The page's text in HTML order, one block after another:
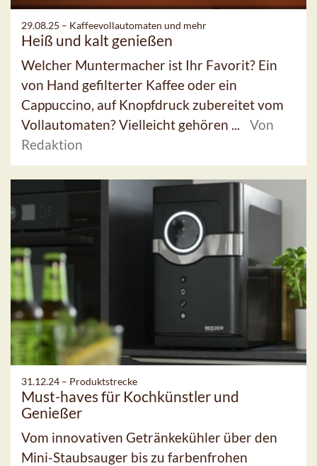
29.08.25 – Kaffeevollautomaten und mehr
Heiß und kalt genießen
Welcher Muntermacher ist Ihr Favorit? Ein
von Hand gefilterter Kaffee oder ein
Cappuccino, auf Knopfdruck zubereitet vom
Vollautomaten? Vielleicht gehören ...
Von
Redaktion
31.12.24 – Produktstrecke
Must-haves für Kochkünstler und
Genießer
Vom innovativen Getränkekühler über den
Mini-Staubsauger bis zu farbenfrohen